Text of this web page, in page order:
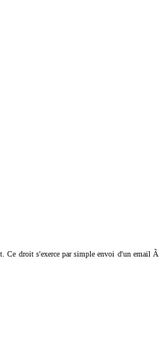
Ce droit s'exerce par simple envoi d'un email Ã